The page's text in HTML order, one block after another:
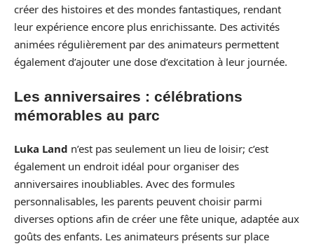
créer des histoires et des mondes fantastiques, rendant
leur expérience encore plus enrichissante. Des activités
animées régulièrement par des animateurs permettent
également d’ajouter une dose d’excitation à leur journée.
Les anniversaires : célébrations
mémorables au parc
Luka Land n’est pas seulement un lieu de loisir; c’est
également un endroit idéal pour organiser des
anniversaires inoubliables. Avec des formules
personnalisables, les parents peuvent choisir parmi
diverses options afin de créer une fête unique, adaptée aux
goûts des enfants. Les animateurs présents sur place